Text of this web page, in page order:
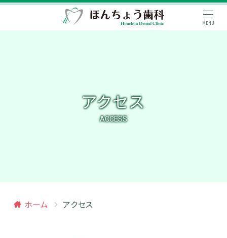
MENU
アクセス
ACCESS
ホーム アクセス